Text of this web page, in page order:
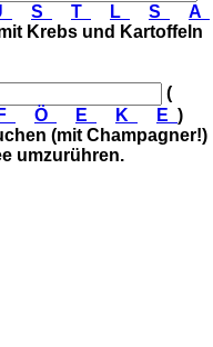
S T L S
A
Krebs und Kartoffeln
(
F Ö E K E )
(mit Champagner!)
umzurühren.